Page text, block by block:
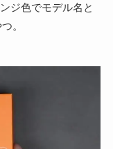
ジ色でモデル名と
。